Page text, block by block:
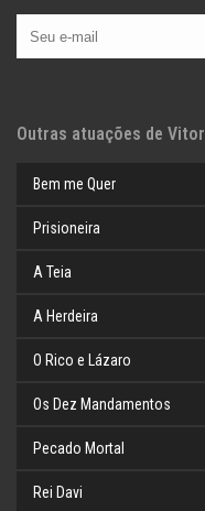
Outras atuações de
Bem me Quer
Prisioneira
A Teia
A Herdeira
O Rico e Lázaro
Os Dez Mandamentos
Pecado Mortal
Rei Davi